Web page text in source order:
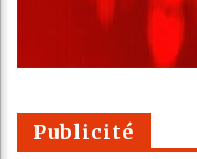
Publicité